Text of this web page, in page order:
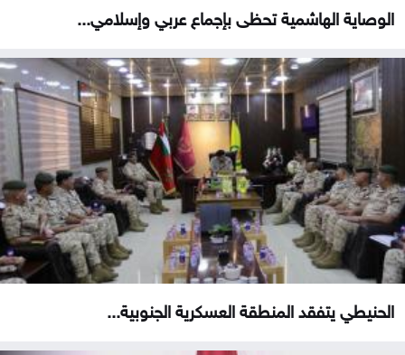
الوصاية الهاشمية تحظى بإجماع عربي وإسلامي...
الحنيطي يتفقد المنطقة العسكرية الجنوبية...